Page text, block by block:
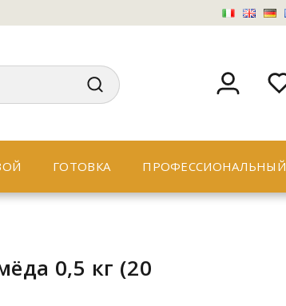
ГОТОВКА ПРОФЕССИОНАЛЬНЫЙ
0,5 кг (20